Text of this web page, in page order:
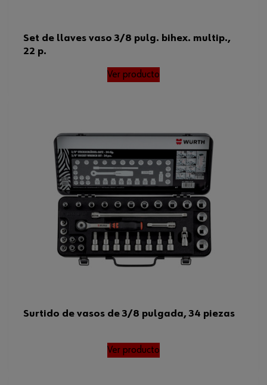
Set de llaves vaso 3/8 pulg. bihex. multip.,
22 p.
Ver producto
Surtido de vasos de 3/8 pulgada, 34 piezas
Ver producto